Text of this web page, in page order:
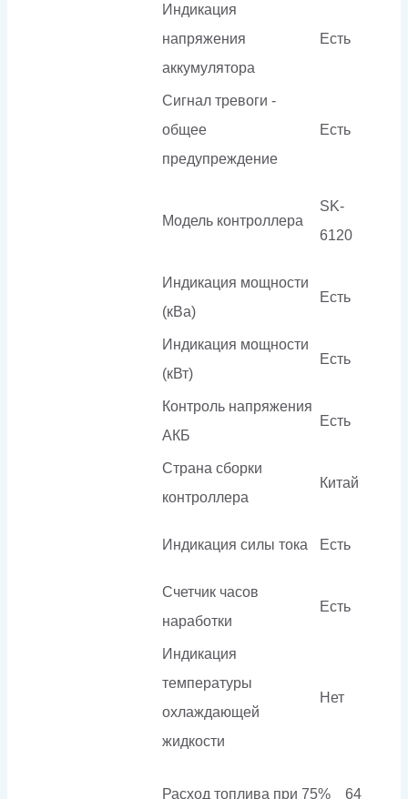
Индикация
напряжения
аккумулятора
Есть
Сигнал тревоги -
общее
предупреждение
Есть
Модель контроллера
SK-
6120
Индикация мощности
(кВа)
Есть
Индикация мощности
(кВт)
Есть
Контроль напряжения
АКБ
Есть
Страна сборки
контроллера
Китай
Индикация силы тока Есть
Счетчик часов
наработки
Есть
Индикация
температуры
охлаждающей
жидкости
Нет
Расход топлива при 75%
64